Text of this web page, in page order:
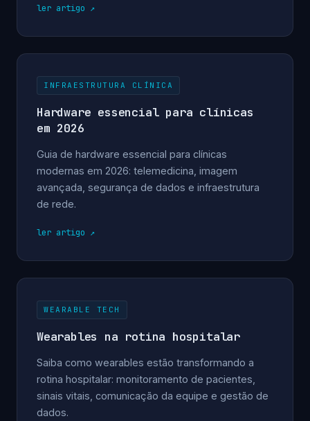
ler artigo
INFRAESTRUTURA CLÍNICA
Hardware essencial para clínicas
em 2026
Guia de hardware essencial para clínicas
modernas em 2026: telemedicina, imagem
avançada, segurança de dados e infraestrutura
de rede.
ler artigo
WEARABLE TECH
Wearables na rotina hospitalar
Saiba como wearables estão transformando a
rotina hospitalar: monitoramento de pacientes,
sinais vitais, comunicação da equipe e gestão de
dados.